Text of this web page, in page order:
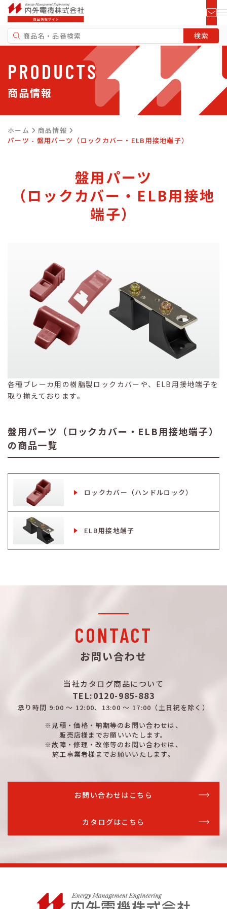
PRODUCTS
商品情報
ホーム
商品情報
パーツ - 盤用パーツ（ロックカバー・ELB用接地端子）
盤用パーツ
（ロックカバー・ELB用接地
端子）
各種ブレーカ用の樹脂製ロックカバーや、ELB用接地端子を
取り揃えております。
盤用パーツ（ロックカバー・ELB用接地端子）
の商品一覧
ロックカバー（ハンドルロック）
ELB用接地端子
CONTACT
お問い合わせ
当社カタログ商品について
TEL:0120-985-883
承り時間 9:00 ～ 12:00、13:00 ～ 17:00 （土日祝を除く）
※見積・価格・納期等のお問い合わせは、
販売店様までお願いいたします。
※故障・修理・改修等のお問い合わせは、
施工事業者様までお願いいたします。
お問い合わせはこちら
カタログはこちら